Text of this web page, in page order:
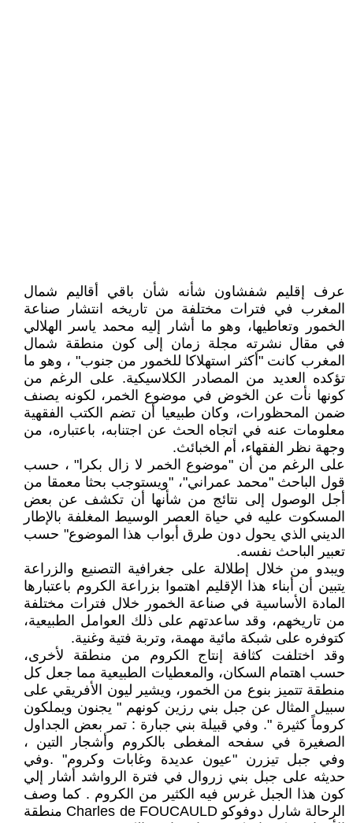
عرف إقليم شفشاون شأنه شأن باقي أقاليم شمال
المغرب في فترات مختلفة من تاريخه انتشار صناعة
الخمور وتعاطيها، وهو ما أشار إليه محمد ياسر الهلالي
في مقال نشرته مجلة زمان إلى كون منطقة شمال
المغرب كانت "أكثر استهلاكا للخمور من جنوب" ، وهو ما
تؤكده العديد من المصادر الكلاسيكية. على الرغم من
كونها نأت عن الخوض في موضوع الخمر، لكونه يصنف
ضمن المحظورات، وكان طبيعيا أن تضم الكتب الفقهية
معلومات عنه في اتجاه الحث عن اجتنابه، باعتباره، من
وجهة نظر الفقهاء، أم الخبائث.
على الرغم من أن "موضوع الخمر لا زال بكرا" ، حسب
قول الباحث "محمد عمراني"، "ويستوجب بحثا معمقا من
أجل الوصول إلى نتائج من شأنها أن تكشف عن بعض
المسكوت عليه في حياة العصر الوسيط المغلفة بالإطار
الديني الذي يحول دون طرق أبواب هذا الموضوع" حسب
تعبير الباحث نفسه.
ويبدو من خلال إطلالة على جغرافية التصنيع والزراعة
يتبين أن أبناء هذا الإقليم اهتموا بزراعة الكروم باعتبارها
المادة الأساسية في صناعة الخمور خلال فترات مختلفة
من تاريخهم، وقد ساعدتهم على ذلك العوامل الطبيعية،
كتوفره على شبكة مائية مهمة، وتربة فتية وغنية.
وقد اختلفت كثافة إنتاج الكروم من منطقة لأخرى،
حسب اهتمام السكان، والمعطيات الطبيعية مما جعل كل
منطقة تتميز بنوع من الخمور، ويشير ليون الأفريقي على
سبيل المثال عن جبل بني رزين كونهم " يجنون ويملكون
كروماً كثيرة ". وفي قبيلة بني جبارة : تمر بعض الجداول
الصغيرة في سفحه المغطى بالكروم وأشجار التين ،
وفي جبل تيزرن "عيون عديدة وغابات وكروم" .وفي
حديثه على جبل بني زروال في فترة الرواشد أشار إلي
كون هذا الجبل غرس فيه الكثير من الكروم . كما وصف
الرحالة شارل دوفوكو Charles de FOUCAULD منطقة